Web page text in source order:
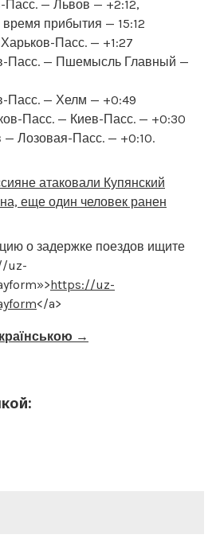
— Львов — +2:12,
прибытия — 15:12
Пасс. — +1:27
Пасс. — Пшемысль Главный —
Пасс. — Хелм — +0:49
Пасс. — Киев-Пасс. — +0:30
Лозовая-Пасс. — +0:10.
атаковали Купянский
еще один человек ранен
о задержке поездов ищите
uz-
https://uz-
</a>
→